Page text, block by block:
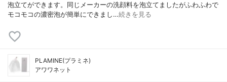
泡立てができます。同じメーカーの洗顔料を泡立てましたがふわふわで
モコモコの濃密泡が簡単にできまし…続きを見る
PLAMINE(プラミネ)
アワワネット